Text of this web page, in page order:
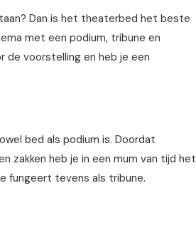
Dan is het theaterbed het beste
met een podium, tribune en
de voorstelling en heb je een
bed als podium is. Doordat
zakken heb je in een mum van tijd het
fungeert tevens als tribune.